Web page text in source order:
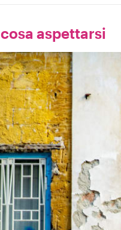
cosa aspettarsi